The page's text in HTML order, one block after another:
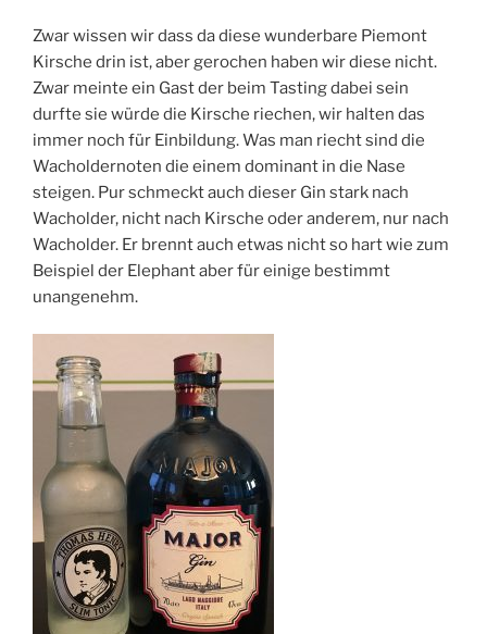
Zwar wissen wir dass da diese wunderbare Piemont
Kirsche drin ist, aber gerochen haben wir diese nicht.
Zwar meinte ein Gast der beim Tasting dabei sein
durfte sie würde die Kirsche riechen, wir halten das
immer noch für Einbildung. Was man riecht sind die
Wacholdernoten die einem dominant in die Nase
steigen. Pur schmeckt auch dieser Gin stark nach
Wacholder, nicht nach Kirsche oder anderem, nur nach
Wacholder. Er brennt auch etwas nicht so hart wie zum
Beispiel der Elephant aber für einige bestimmt
unangenehm.